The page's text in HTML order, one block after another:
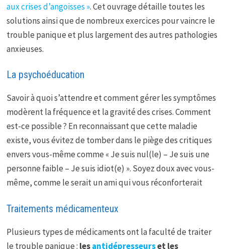
aux crises d’angoisses ». Cet ouvrage détaille toutes les
solutions ainsi que de nombreux exercices pour vaincre le
trouble panique et plus largement des autres pathologies
anxieuses.
La psychoéducation
Savoir à quoi s’attendre et comment gérer les symptômes
modèrent la fréquence et la gravité des crises. Comment
est-ce possible ? En reconnaissant que cette maladie
existe, vous évitez de tomber dans le piège des critiques
envers vous-même comme « Je suis nul(le) – Je suis une
personne faible – Je suis idiot(e) ». Soyez doux avec vous-
même, comme le serait un ami qui vous réconforterait
Traitements médicamenteux
Plusieurs types de médicaments ont la faculté de traiter
le trouble panique : lesantidépresseurset les